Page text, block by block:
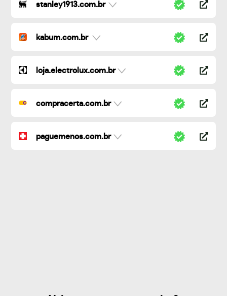
stanley1913.com.br
kabum.com.br
loja.electrolux.com.br
compracerta.com.br
paguemenos.com.br